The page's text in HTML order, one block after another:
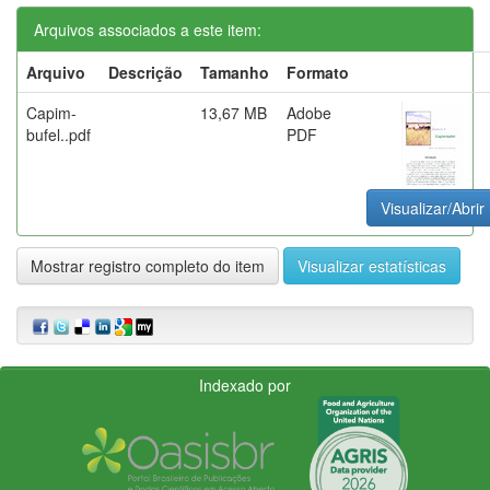
Arquivos associados a este item:
Arquivo
Descrição Tamanho
Formato
Capim-
bufel..pdf
13,67 MB
Adobe
PDF
Visualizar/Abrir
Mostrar registro completo do item Visualizar estatísticas
Indexado por